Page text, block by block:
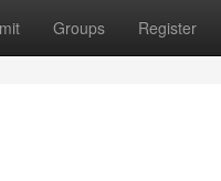
Groups Register